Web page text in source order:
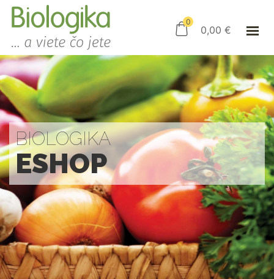
ESHOP
AKO NAKUPOVAŤ
KAMENNÝ OBCHOD
KONTAKT
0
0,00 €
PRIHLÁSENIE
BIOLOGIKA
ESHOP